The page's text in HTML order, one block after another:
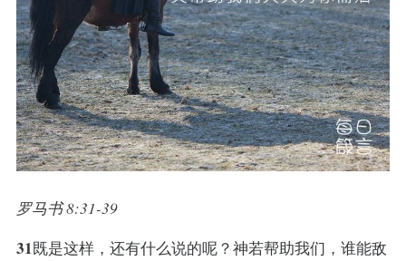
罗马书 8:31-39
31既是这样，还有什么说的呢？神若帮助我们，谁能敌